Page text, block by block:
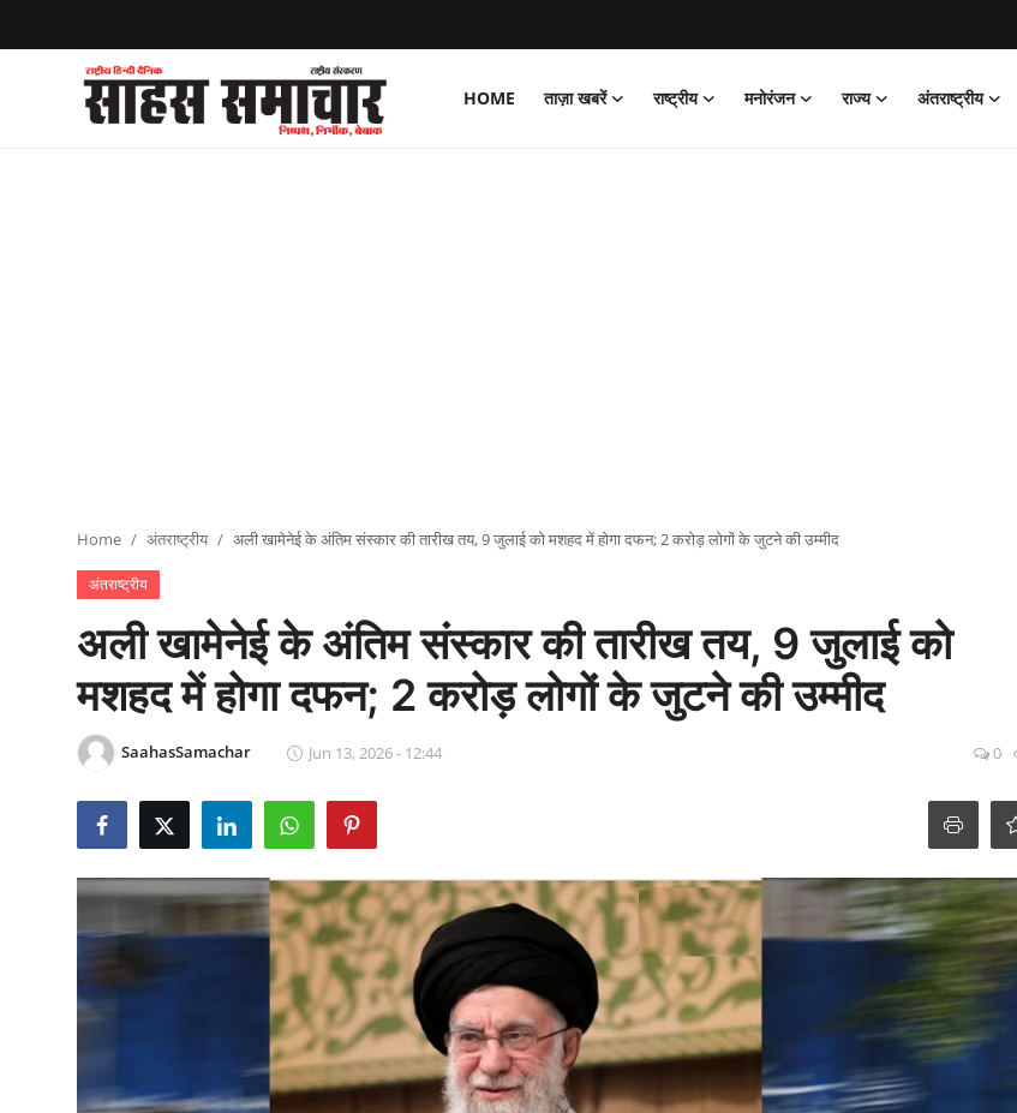
HOME ताज़ा खबरें राष्ट्रीय मनोरंजन राज्य अंतराष्ट्रीय
Register
Home अंतराष्ट्रीय अली खामेनेई के अंतिम संस्कार की तारीख तय, 9 जुलाई को मशहद में होगा दफन; 2 करोड़ लोगों के जुटने की उम्मीद
अंतराष्ट्रीय
अली खामेनेई के अंतिम संस्कार की तारीख तय, 9 जुलाई को
मशहद में होगा दफन; 2 करोड़ लोगों के जुटने की उम्मीद
SaahasSamachar Jun 13, 2026 - 12:44 0